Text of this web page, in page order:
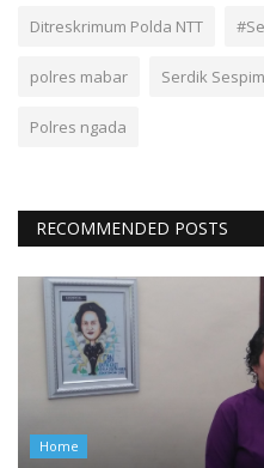
Ditreskrimum Polda NTT
polres mabar Serdik
Polres ngada
RECOMMENDED POSTS
Home